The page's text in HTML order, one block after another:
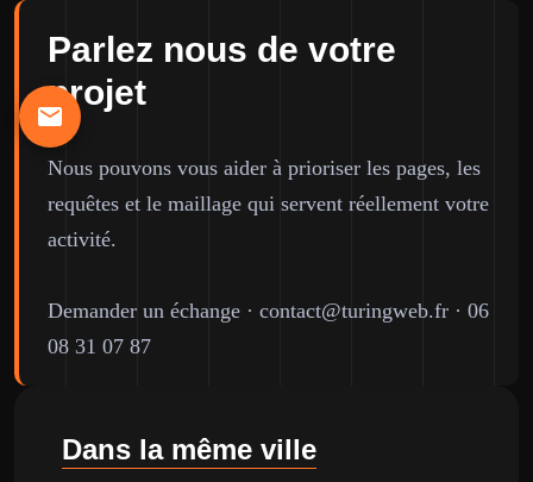
Parlez nous de votre
projet
Nous pouvons vous aider à prioriser les pages, les
requêtes et le maillage qui servent réellement votre
activité.
Demander un échange · contact@turingweb.fr · 06
08 31 07 87
Dans la même ville